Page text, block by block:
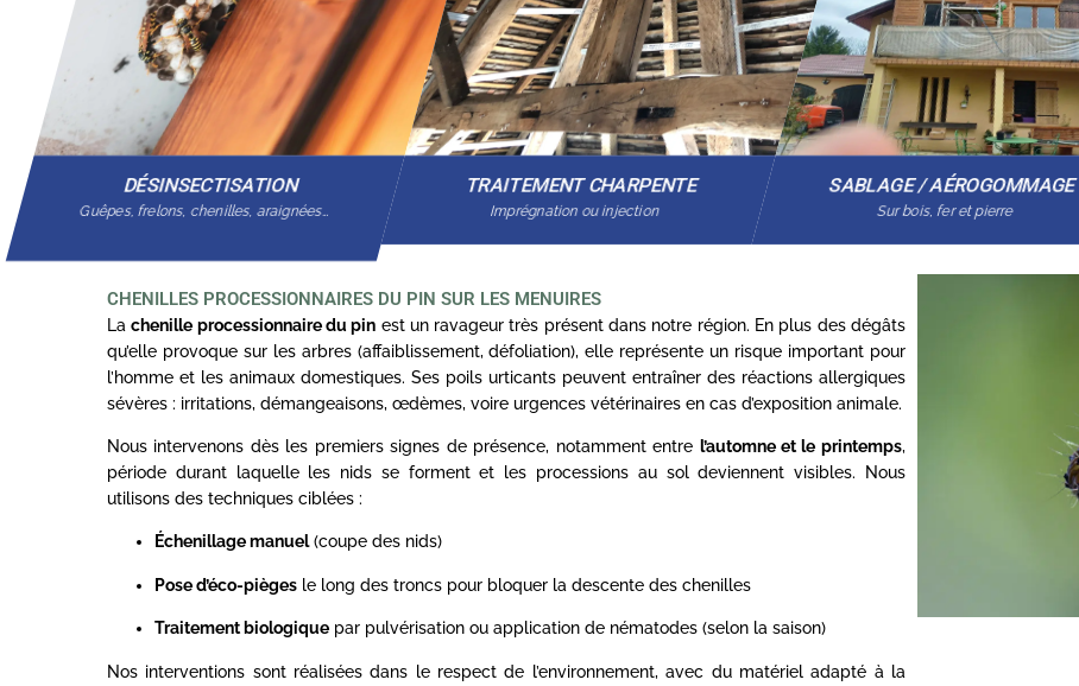
DÉSINSECTISATION
Guêpes, frelons, chenilles, araignées…
TRAITEMENT CHARPENTE
Imprégnation ou injection
SABLAGE / AÉROGOMMAGE
Sur bois, fer et pierre
CHENILLES PROCESSIONNAIRES DU PIN SUR LES MENUIRES
Lachenille processionnaire du pin est un ravageur très présent dans notre région. En plus des dégâts
qu’elle provoque sur les arbres (affaiblissement, défoliation), elle représente un risque important pour
l’homme et les animaux domestiques. Ses poils urticants peuvent entraîner des réactions allergiques
sévères : irritations, démangeaisons, œdèmes, voire urgences vétérinaires en cas d’exposition animale.
Nous intervenons dès les premiers signes de présence, notamment entre l’automne et le printemps,
période durant laquelle les nids se forment et les processions au sol deviennent visibles. Nous
utilisons des techniques ciblées :
Échenillage manuel(coupe des nids)
Pose d’éco-pièges le long des troncs pour bloquer la descente des chenilles
Traitement biologique par pulvérisation ou application de nématodes (selon la saison)
Nos interventions sont réalisées dans le respect de l’environnement, avec du matériel adapté à la